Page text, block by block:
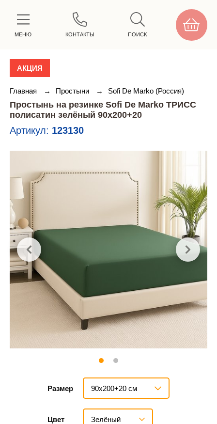
МЕНЮ КОНТАКТЫ ПОИСК
АКЦИЯ
Главная → Простыни → Sofi De Marko (Россия)
Простынь на резинке Sofi De Marko ТРИСС
полисатин зелёный 90х200+20
Артикул: 123130
Размер 90х200+20 см
Цвет Зелёный